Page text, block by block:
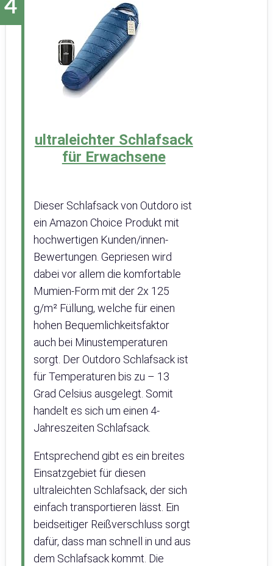
ultraleichter Schlafsack
für Erwachsene
Dieser Schlafsack von Outdoro ist
ein Amazon Choice Produkt mit
hochwertigen Kunden/innen-
Bewertungen. Gepriesen wird
dabei vor allem die komfortable
Mumien-Form mit der 2x 125
g/m² Füllung, welche für einen
hohen Bequemlichkeitsfaktor
auch bei Minustemperaturen
sorgt. Der Outdoro Schlafsack ist
für Temperaturen bis zu – 13
Grad Celsius ausgelegt. Somit
handelt es sich um einen 4-
Jahreszeiten Schlafsack.
Entsprechend gibt es ein breites
Einsatzgebiet für diesen
ultraleichten Schlafsack, der sich
einfach transportieren lässt. Ein
beidseitiger Reißverschluss sorgt
dafür, dass man schnell in und aus
dem Schlafsack kommt. Die